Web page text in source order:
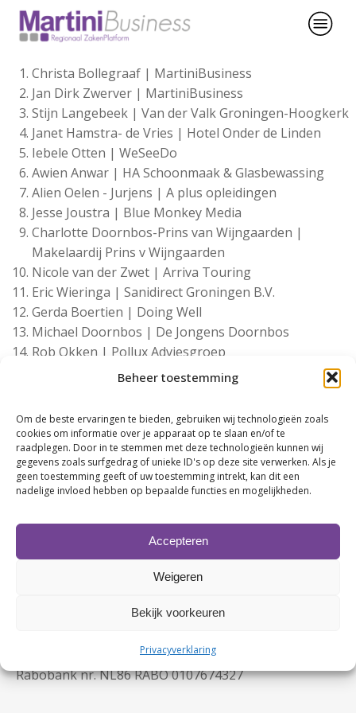
Beheer toestemming
Om de beste ervaringen te bieden, gebruiken wij technologieën zoals
cookies om informatie over je apparaat op te slaan en/of te
raadplegen. Door in te stemmen met deze technologieën kunnen wij
gegevens zoals surfgedrag of unieke ID's op deze site verwerken. Als je
geen toestemming geeft of uw toestemming intrekt, kan dit een
nadelige invloed hebben op bepaalde functies en mogelijkheden.
Accepteren
Weigeren
Bekijk voorkeuren
Privacyverklaring
Christa Bollegraaf | MartiniBusiness
Jan Dirk Zwerver | MartiniBusiness
Stijn Langebeek | Van der Valk Groningen-Hoogkerk
Janet Hamstra- de Vries | Hotel Onder de Linden
Iebele Otten | WeSeeDo
Awien Anwar | HA Schoonmaak & Glasbewassing
Alien Oelen - Jurjens | A plus opleidingen
Jesse Joustra | Blue Monkey Media
Charlotte Doornbos-Prins van Wijngaarden |
Makelaardij Prins v Wijngaarden
Nicole van der Zwet | Arriva Touring
Eric Wieringa | Sanidirect Groningen B.V.
Gerda Boertien | Doing Well
Michael Doornbos | De Jongens Doornbos
Rob Okken | Pollux Adviesgroep
Ed Goos | Argo Schoonmaakservice
Groningen
Cassandra Hensen | Software Borg
Frans Smid | Smid Project
BTW nr. NL107749245B02
Rabobank nr. NL86 RABO 0107674327